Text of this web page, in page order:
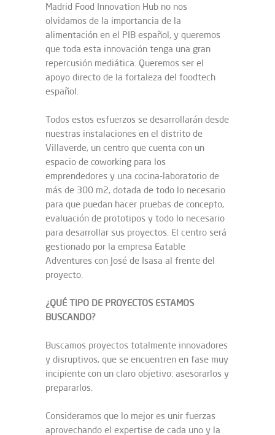
Madrid Food Innovation Hub no nos
olvidamos de la importancia de la
alimentación en el PIB español, y queremos
que toda esta innovación tenga una gran
repercusión mediática. Queremos ser el
apoyo directo de la fortaleza del foodtech
español.
Todos estos esfuerzos se desarrollarán desde
nuestras instalaciones en el distrito de
Villaverde, un centro que cuenta con un
espacio de coworking para los
emprendedores y una cocina-laboratorio de
más de 300 m2, dotada de todo lo necesario
para que puedan hacer pruebas de concepto,
evaluación de prototipos y todo lo necesario
para desarrollar sus proyectos. El centro será
gestionado por la empresa Eatable
Adventures con José de Isasa al frente del
proyecto.
¿QUÉ TIPO DE PROYECTOS ESTAMOS
BUSCANDO?
Buscamos proyectos totalmente innovadores
y disruptivos, que se encuentren en fase muy
incipiente con un claro objetivo: asesorarlos y
prepararlos.
Consideramos que lo mejor es unir fuerzas
aprovechando el expertise de cada uno y la